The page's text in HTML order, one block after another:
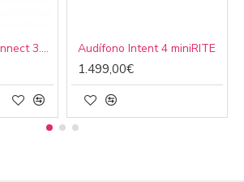
Adaptador TV Connect 3.0 Oticon Audífono Intent 4 miniRITE
1.499,00€